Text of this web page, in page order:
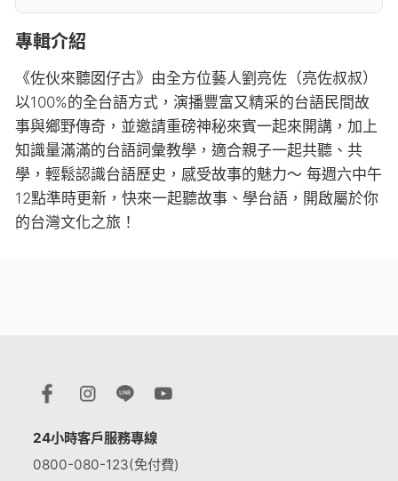
專輯介紹
《佐伙來聽囡仔古》由全方位藝人劉亮佐（亮佐叔叔）
以100%的全台語方式，演播豐富又精采的台語民間故
事與鄉野傳奇，並邀請重磅神秘來賓一起來開講，加上
知識量滿滿的台語詞彙教學，適合親子一起共聽、共
學，輕鬆認識台語歷史，感受故事的魅力～ 每週六中午
12點準時更新，快來一起聽故事、學台語，開啟屬於你
的台灣文化之旅！
24小時客戶服務專線
0800-080-123(免付費)